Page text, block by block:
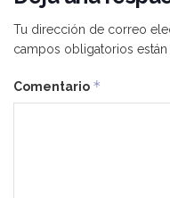
Tu dirección de correo
campos obligatorios
Comentario *